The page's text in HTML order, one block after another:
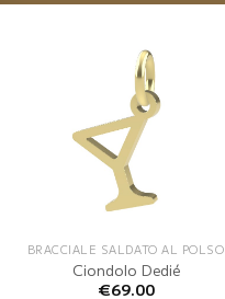
BRACCIALE SALDATO AL POLSO
Ciondolo Dedié
€69.00